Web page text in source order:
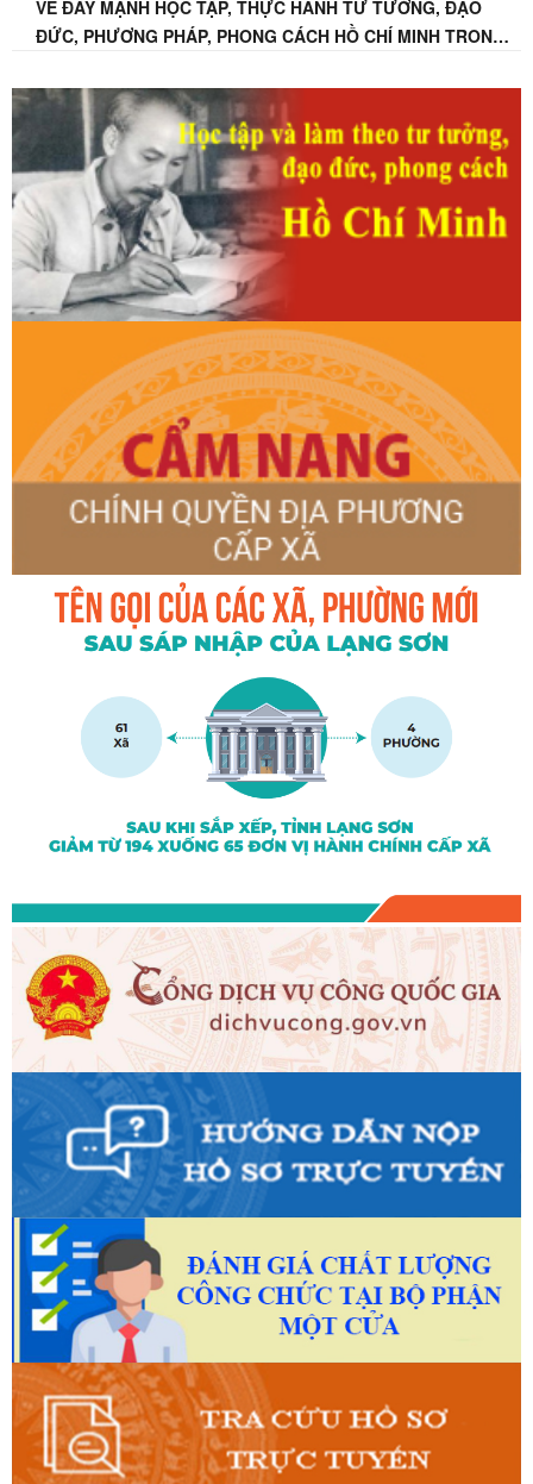
VỀ ĐẨY MẠNH HỌC TẬP, THỰC HÀNH TƯ TƯỞNG, ĐẠO
ĐỨC, PHƯƠNG PHÁP, PHONG CÁCH HỒ CHÍ MINH TRONG
QUYẾT VIỆC LÀM – TẠO ĐỘNG LỰC PHÁT TRIỂN KINH TẾ,
NÂNG CAO ĐỜI SỐNG NHÂN DÂN
XÃ CÔNG SƠN HƯỞNG ỨNG CUỘC THI TRỰC TUYẾN “TÌM
HIỂU VỀ HIẾN PHÁP VÀ PHÁP LUẬT TRONG KỶ NGUYÊN
SỐ”
HỘI NGHỊ TẬP HUẤN TRIỂN KHAI THỦ TỤC HÀNH CHÍNH
CỦA ĐẢNG TRÊN MÔI TRƯỜNG ĐIỆN TỬ GIAI ĐOẠN 2
XÃ CÔNG SƠN TỔ CHỨC TIẾP SÓNG HỘI NGHỊ TOÀN QUỐC
QUÁN TRIỆT, TRIỂN KHAI THỰC HIỆN NGHỊ QUYẾT HỘI
NGHỊ LẦN THỨ BA BAN CHẤP HÀNH TRUNG ƯƠNG ĐẢNG
KHÓA XIV
HƯỞNG ỨNG THAM GIA CUỘC THI VÀ TRIỂN LÃM ẢNH
NGHỆ THUẬT CẤP QUỐC GIA “TỰ HÀO MỘT DẢI BIÊN
CƯƠNG” LẦN THỨ IV - NĂM 2026
HỘI NGHỊ TIẾP XÚC CỬ TRI SAU KỲ HỌP THƯỜNG LỆ GIỮA
NĂM 2026 CỦA HĐND XÃ KHÓA XX
ĐỒNG CHÍ ĐÀM VÂN HẢI - BÍ THƯ ĐẢNG ỦY, CHỦ TỊCH
HĐND XÃ CÔNG SƠN THĂM, TẶNG QUÀ GIA ĐÌNH CHÍNH
ĐOÀN CÔNG TÁC DO ĐỒNG CHÍ NGUYỄN THỊ QUYÊN - PHÓ
BÍ THƯ THƯỜNG TRỰC ĐẢNG ỦY XÃ CÔNG SƠN THĂM,
TẶNG QUÀ CÁC GIA ĐÌNH CHÍNH SÁCH NHÂN KỶ NIỆM 79
NĂM NGÀY THƯƠNG BINH - LIỆT SĨ